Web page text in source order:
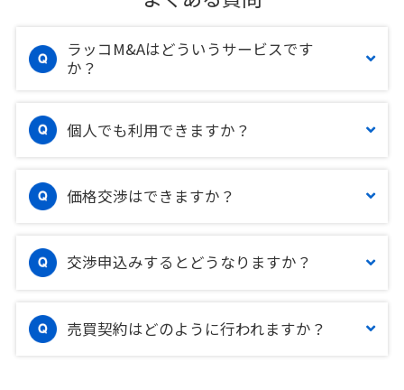
ラッコM&Aはどういうサービスです
か？
個人でも利用できますか？
価格交渉はできますか？
交渉申込みするとどうなりますか？
売買契約はどのように行われますか？